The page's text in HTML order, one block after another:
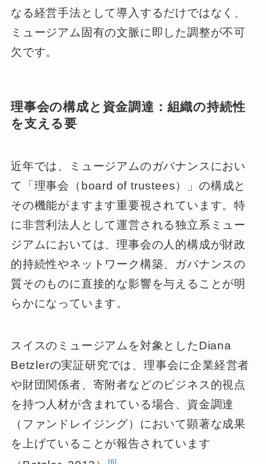
なる経営手法として導入するだけではなく、
ミュージアム固有の文脈に即した調整が不可
欠です。
理事会の構成と資金調達：組織の持続性
を支える要
近年では、ミュージアムのガバナンスにおい
て「理事会（board of trustees）」の構成と
その機能がますます重要視されています。特
に非営利法人として運営される独立系ミュー
ジアムにおいては、理事会の人的構成が財政
的持続性やネットワーク構築、ガバナンスの
質そのものに直接的な影響を与えることが明
らかになっています。
スイスのミュージアムを対象としたDiana
Betzlerの実証研究では、理事会に企業経営者
や財団関係者、寄附者などのビジネス的視点
を持つ人材が含まれている場合、資金調達
（ファンドレイジング）において顕著な成果
を上げていることが報告されています
6